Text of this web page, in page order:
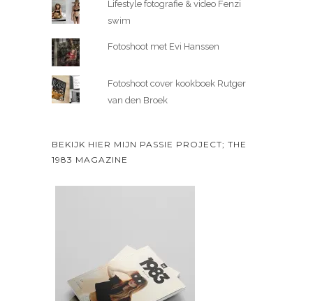
Lifestyle fotografie & video Fenzi
swim
Fotoshoot met Evi Hanssen
Fotoshoot cover kookboek Rutger
van den Broek
BEKIJK HIER MIJN PASSIE PROJECT; THE
1983 MAGAZINE